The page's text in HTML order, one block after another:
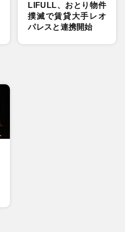
LIFULL、おとり物件
撲滅で賃貸大手レオ
パレスと連携開始